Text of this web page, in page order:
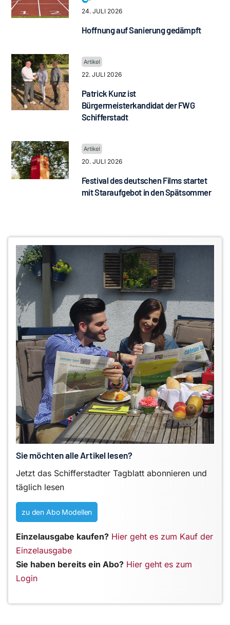
24. JULI 2026
Hoffnung auf Sanierung gedämpft
22. JULI 2026
Patrick Kunz ist
Bürgermeisterkandidat der FWG
Schifferstadt
20. JULI 2026
Festival des deutschen Films startet
mit Staraufgebot in den Spätsommer
Sie möchten alle Artikel lesen?
Jetzt das Schifferstadter Tagblatt abonnieren und
täglich lesen
zu den Abo Modellen
Einzelausgabe kaufen? Hier geht es zum Kauf der
Einzelausgabe
Sie haben bereits ein Abo? Hier geht es zum
Login